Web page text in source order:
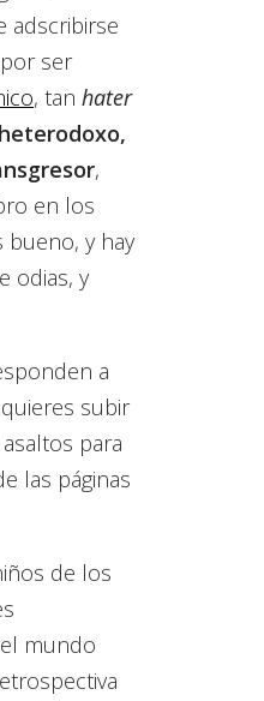
adscribirse
ser
, tan hater
,
en los
bueno, y hay
odias, y
a
subir
para
las páginas
de los
mundo